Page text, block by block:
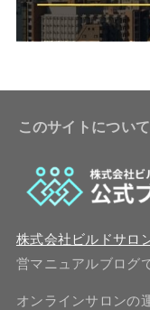
このサイトについて
株式会社ビルドサロ
営マニュアルブログ
オンラインサロンの